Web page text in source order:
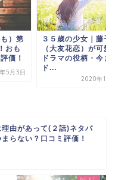
）第
おも
価！
5月3日
３５歳の少女｜藤子
（大友花恋）が可愛
ドラマの役柄・今ま
ド...
2020年10
由があって(２話)ネタバ
らない？口コミ評価！